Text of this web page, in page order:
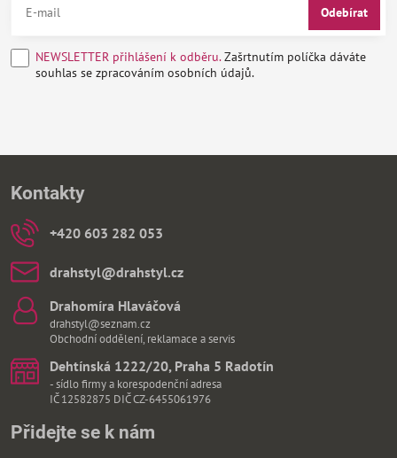
Odebírat
NEWSLETTER přihlášení k odběru.Zašrtnutím políčka dáváte
souhlas se zpracováním osobních údajů.
Kontakty
+420 603 282 053
drahstyl​@drahstyl​.cz
Drahomíra Hlaváčová
drahstyl@seznam.cz
Obchodní oddělení, reklamace a servis
Dehtínská 1222/20, Praha 5 Radotín
- sídlo firmy a korespodenční adresa
IČ 12582875 DIČ CZ-6455061976
Přidejte se k nám